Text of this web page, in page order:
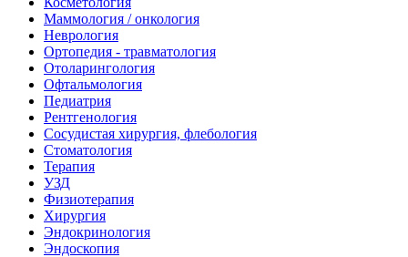
Маммология / онкология
Неврология
Ортопедия - травматология
Отоларингология
Офтальмология
Педиатрия
Рентгенология
Сосудистая хирургия, флебология
Стоматология
Терапия
УЗД
Физиотерапия
Хирургия
Эндокринология
Эндоскопия